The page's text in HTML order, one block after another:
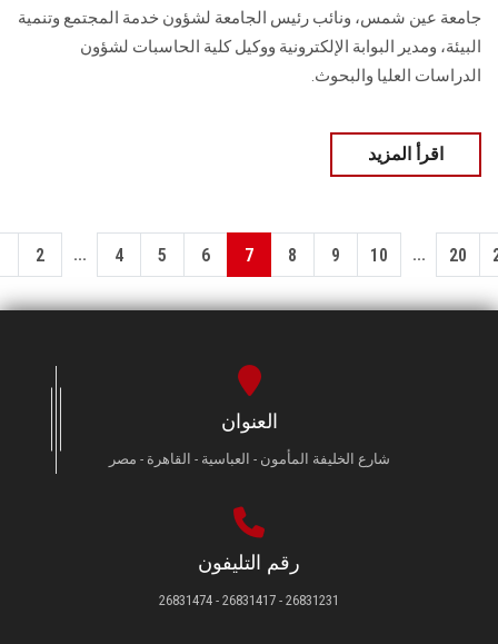
جامعة عين شمس، ونائب رئيس الجامعة لشؤون خدمة المجتمع وتنمية
البيئة، و‏مدير البوابة الإلكترونية ووكيل كلية الحاسبات لشؤون
الدراسات العليا ‏والبحوث‎.‎
اقرأ المزيد
2 ... 4 5 6 7 8 9 10 ... 20
العنوان
شارع الخليفة المأمون - العباسية - القاهرة - مصر
رقم التليفون
26831231 - 26831417 - 26831474